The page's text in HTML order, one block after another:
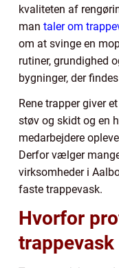
kvaliteten af
man taler om
om at svinge en
rutiner, grundighed
bygninger, der
Rene trapper giver
støv og skidt og en
medarbejdere
Derfor vælger
virksomheder i
faste trappevask.
Hvorfor
trappevask